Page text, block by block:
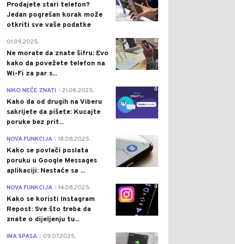
Prodajete stari telefon?
Jedan pogrešan korak može
otkriti sve vaše podatke
0
01.09.2025.
Ne morate da znate šifru: Evo
kako da povežete telefon na
Wi-Fi za par s...
0
NIKO NEĆE ZNATI 21.08.2025.
Kako da od drugih na Viberu
sakrijete da pišete: Kucajte
poruke bez prit...
0
NOVA FUNKCIJA 18.08.2025.
Kako se povlači poslata
poruku u Google Messages
aplikaciji: Nestaće sa ...
0
NOVA FUNKCIJA 14.08.2025.
Kako se koristi Instagram
Repost: Sve što treba da
znate o dijeljenju tu...
0
IMA SPASA 09.07.2025.